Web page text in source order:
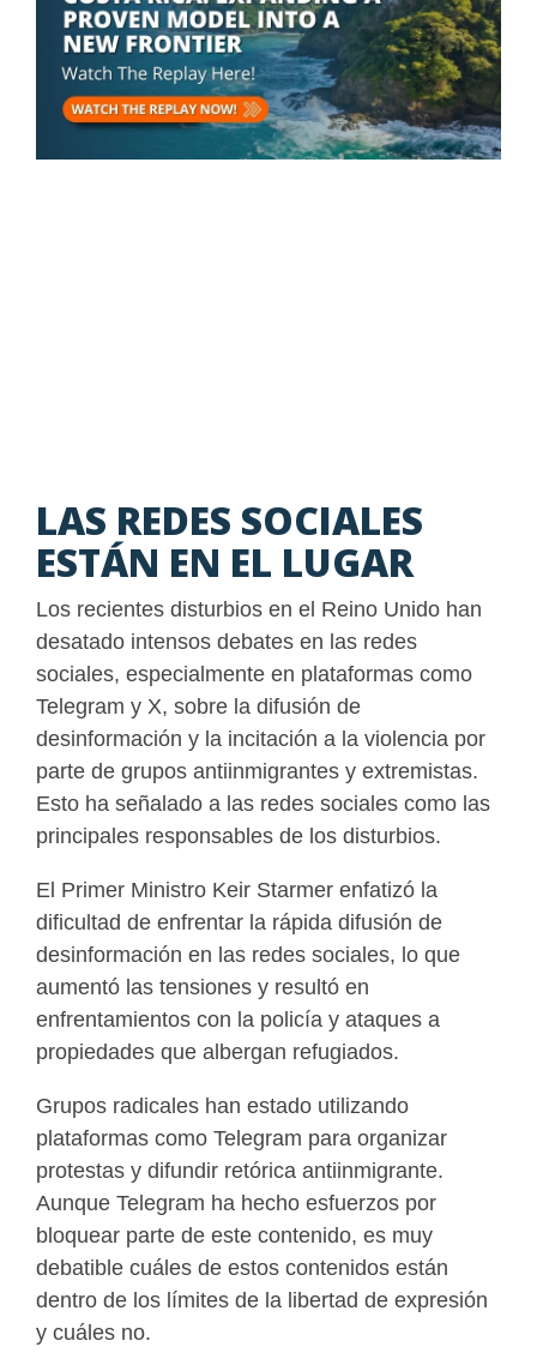
LAS REDES SOCIALES
ESTÁN EN EL LUGAR
Los recientes disturbios en el Reino Unido han
desatado intensos debates en las redes
sociales, especialmente en plataformas como
Telegram y X, sobre la difusión de
desinformación y la incitación a la violencia por
parte de grupos antiinmigrantes y extremistas.
Esto ha señalado a las redes sociales como las
principales responsables de los disturbios.
El Primer Ministro Keir Starmer enfatizó la
dificultad de enfrentar la rápida difusión de
desinformación en las redes sociales, lo que
aumentó las tensiones y resultó en
enfrentamientos con la policía y ataques a
propiedades que albergan refugiados.
Grupos radicales han estado utilizando
plataformas como Telegram para organizar
protestas y difundir retórica antiinmigrante.
Aunque Telegram ha hecho esfuerzos por
bloquear parte de este contenido, es muy
debatible cuáles de estos contenidos están
dentro de los límites de la libertad de expresión
y cuáles no.